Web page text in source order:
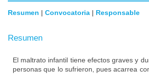
Resumen | Convocatoria | Responsable
Resumen
El maltrato infantil tiene efectos graves y
personas que lo sufrieron, pues acarrea